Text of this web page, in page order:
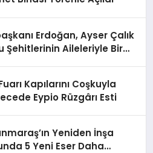
Erdoğan, Ayser Çalık
Şehitlerinin Aileleriyle Bir
Kapılarını Coşkuyla
Eypio Rüzgârı Esti
Yeniden İnşa
5 Yeni Eser Daha